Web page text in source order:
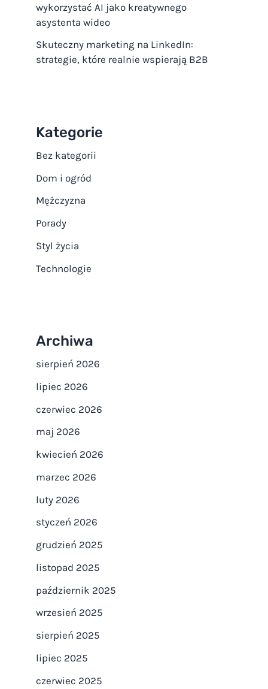
wykorzystać AI jako kreatywnego
asystenta wideo
Skuteczny marketing na LinkedIn:
strategie, które realnie wspierają B2B
Kategorie
Bez kategorii
Dom i ogród
Mężczyzna
Porady
Styl życia
Technologie
Archiwa
sierpień 2026
lipiec 2026
czerwiec 2026
maj 2026
kwiecień 2026
marzec 2026
luty 2026
styczeń 2026
grudzień 2025
listopad 2025
październik 2025
wrzesień 2025
sierpień 2025
lipiec 2025
czerwiec 2025